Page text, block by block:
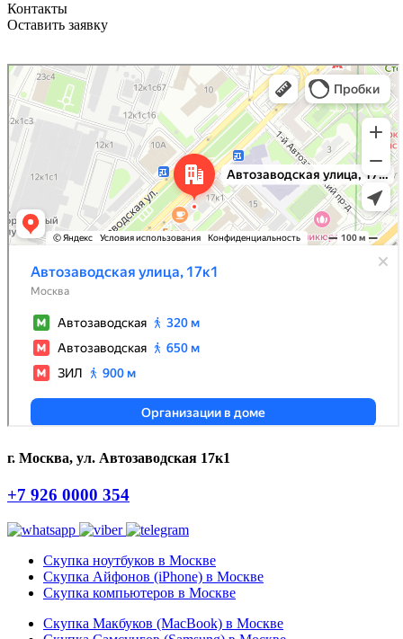
Контакты
Оставить заявку
г. Москва, ул. Автозаводская 17к1
+7 926 0000 354
Скупка ноутбуков в Москве
Скупка Айфонов (iPhone) в Москве
Скупка компьютеров в Москве
Скупка Макбуков (MacBook) в Москве